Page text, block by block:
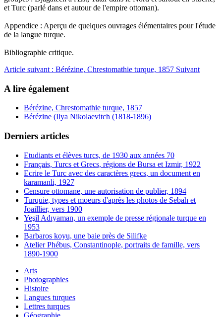
et Turc (parlé dans et autour de l'empire ottoman).
Appendice : Aperçu de quelques ouvrages élémentaires pour l'étude
de la langue turque.
Bibliographie critique.
Article suivant : Bérézine, Chrestomathie turque, 1857 Suivant
A lire également
Bérézine, Chrestomathie turque, 1857
Bérézine (Ilya Nikolaevitch (1818-1896)
Derniers articles
Etudiants et élèves turcs, de 1930 aux années 70
Français, Turcs et Grecs, régions de Bursa et Izmir, 1922
Ecrire le Turc avec des caractères grecs, un document en
karamanli, 1927
Censure ottomane, une autorisation de publier, 1894
Turquie, types et moeurs d'après les photos de Sebah et
Joaillier, vers 1900
Yeşil Adıyaman, un exemple de presse régionale turque en
1953
Barbaros koyu, une baie près de Silifke
Atelier Phébus, Constantinople, portraits de famille, vers
1890-1900
Arts
Photographies
Histoire
Langues turques
Lettres turques
Géographie